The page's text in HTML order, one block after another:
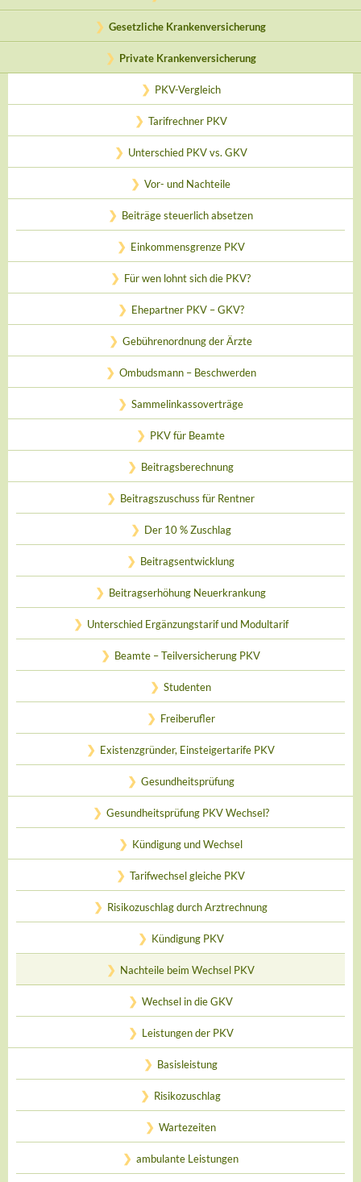
Gesetzliche Krankenversicherung
Private Krankenversicherung
PKV-Vergleich
Tarifrechner PKV
Unterschied PKV vs. GKV
Vor- und Nachteile
Beiträge steuerlich absetzen
Einkommensgrenze PKV
Für wen lohnt sich die PKV?
Ehepartner PKV – GKV?
Gebührenordnung der Ärzte
Ombudsmann – Beschwerden
Sammelinkassoverträge
PKV für Beamte
Beitragsberechnung
Beitragszuschuss für Rentner
Der 10 % Zuschlag
Beitragsentwicklung
Beitragserhöhung Neuerkrankung
Unterschied Ergänzungstarif und Modultarif
Beamte – Teilversicherung PKV
Studenten
Freiberufler
Existenzgründer, Einsteigertarife PKV
Gesundheitsprüfung
Gesundheitsprüfung PKV Wechsel?
Kündigung und Wechsel
Tarifwechsel gleiche PKV
Risikozuschlag durch Arztrechnung
Kündigung PKV
Nachteile beim Wechsel PKV
Wechsel in die GKV
Leistungen der PKV
Basisleistung
Risikozuschlag
Wartezeiten
ambulante Leistungen